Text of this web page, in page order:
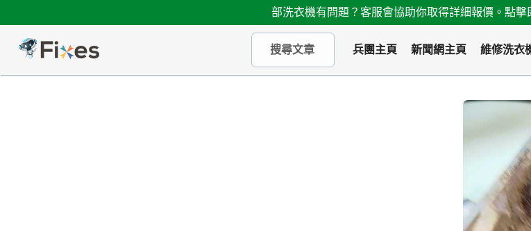
部洗衣機有問題？客服會協助你取得詳細報價。點
兵團主頁 新聞網主頁 維修洗衣